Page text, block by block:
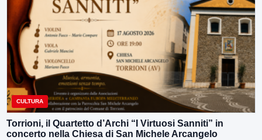
CULTURA
Torrioni, il Quartetto d’Archi “I Virtuosi Sanniti” in
concerto nella Chiesa di San Michele Arcangelo